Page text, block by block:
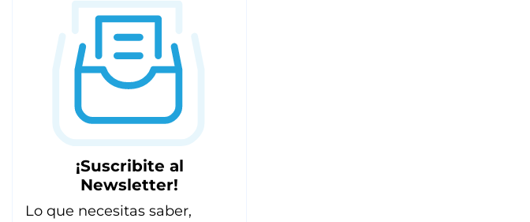
¡Suscribite al
Newsletter!
Lo que necesitas saber,